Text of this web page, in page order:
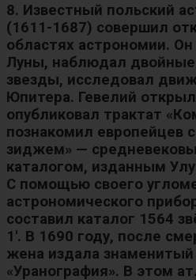
8. Известный польский
(1611-1687) совершил
областях астрономии.
Луны, наблюдал
звезды, исследовал
Юпитера. Гевелий
опубликовал трактат
познакомил европейцев
зиджем» —
каталогом, изданным
С помощью своего
астрономического
составил каталог 1564
1′. В 1690 году, после
жена издала
«Уранография». В этом